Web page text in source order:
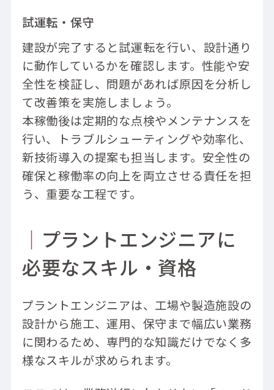
試運転・保守
建設が完了すると試運転を行い、設計通り
に動作しているかを確認します。性能や安
全性を検証し、問題があれば原因を分析し
て改善策を実施しましょう。
本稼働後は定期的な点検やメンテナンスを
行い、トラブルシューティングや効率化、
新技術導入の提案も担当します。安全性の
確保と稼働率の向上を両立させる責任を担
う、重要な工程です。
｜ プラントエンジニアに
必要なスキル・資格
プラントエンジニアは、工場や製造施設の
設計から施工、運用、保守まで幅広い業務
に関わるため、専門的な知識だけでなく多
様なスキルが求められます。